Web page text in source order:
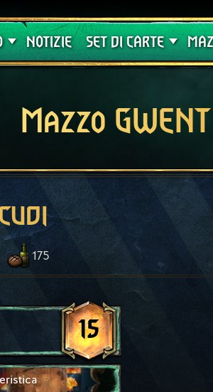
NOTIZIE SET DI CARTE
Crimson Curse
Mazzo
175
15